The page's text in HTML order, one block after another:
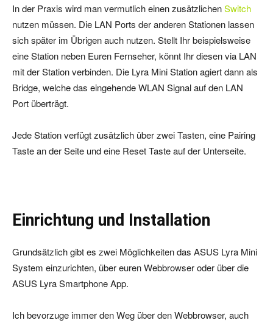
In der Praxis wird man vermutlich einen zusätzlichenSwitch
nutzen müssen. Die LAN Ports der anderen Stationen lassen
sich später im Übrigen auch nutzen. Stellt Ihr beispielsweise
eine Station neben Euren Fernseher, könnt Ihr diesen via LAN
mit der Station verbinden. Die Lyra Mini Station agiert dann als
Bridge, welche das eingehende WLAN Signal auf den LAN
Port überträgt.
Jede Station verfügt zusätzlich über zwei Tasten, eine Pairing
Taste an der Seite und eine Reset Taste auf der Unterseite.
Einrichtung und Installation
Grundsätzlich gibt es zwei Möglichkeiten das ASUS Lyra Mini
System einzurichten, über euren Webbrowser oder über die
ASUS Lyra Smartphone App.
Ich bevorzuge immer den Weg über den Webbrowser, auch